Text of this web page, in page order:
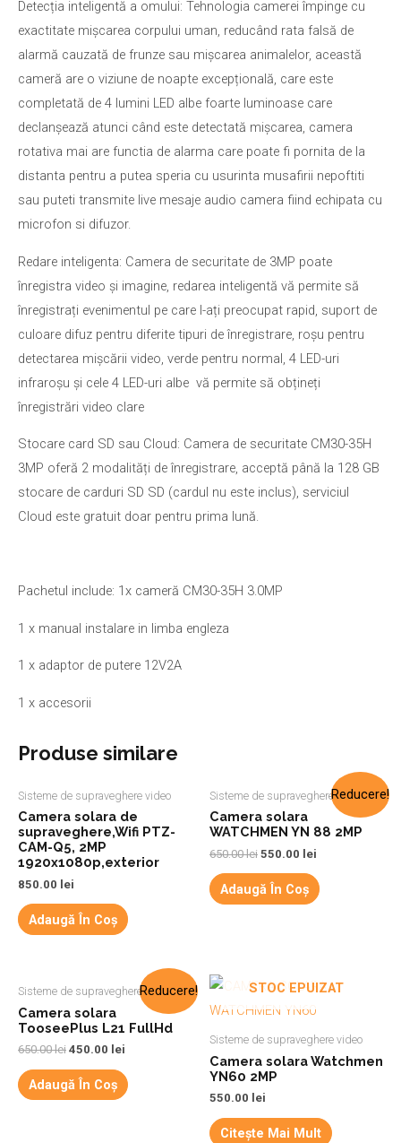
Detecția inteligentă a omului: Tehnologia camerei împinge cu
exactitate mișcarea corpului uman, reducând rata falsă de
alarmă cauzată de frunze sau mișcarea animalelor, această
cameră are o viziune de noapte excepțională, care este
completată de 4 lumini LED albe foarte luminoase care
declanșează atunci când este detectată mișcarea, camera
rotativa mai are functia de alarma care poate fi pornita de la
distanta pentru a putea speria cu usurinta musafirii nepoftiti
sau puteti transmite live mesaje audio camera fiind echipata cu
microfon si difuzor.
Redare inteligenta: Camera de securitate de 3MP poate
înregistra video și imagine, redarea inteligentă vă permite să
înregistrați evenimentul pe care l-ați preocupat rapid, suport de
culoare difuz pentru diferite tipuri de înregistrare, roșu pentru
detectarea mișcării video, verde pentru normal, 4 LED-uri
infraroșu și cele 4 LED-uri albe vă permite să obțineți
înregistrări video clare
Stocare card SD sau Cloud: Camera de securitate CM30-35H
3MP oferă 2 modalități de înregistrare, acceptă până la 128 GB
stocare de carduri SD SD (cardul nu este inclus), serviciul
Cloud este gratuit doar pentru prima lună.
Pachetul include: 1x cameră CM30-35H 3.0MP
1 x manual instalare in limba engleza
1 x adaptor de putere 12V2A
1 x accesorii
Produse similare
Sisteme de supraveghere video
Camera solara de
supraveghere,Wifi PTZ-
CAM-Q5, 2MP
1920x1080p,exterior
850.00 lei
Adaugă În Coș
Reducere!
Sisteme de supraveghere video
Camera solara
WATCHMEN YN 88 2MP
650.00lei 550.00 lei
Adaugă În Coș
Reducere!
Sisteme de supraveghere video
Camera solara
TooseePlus L21 FullHd
650.00lei 450.00 lei
Adaugă În Coș
STOC EPUIZAT
Sisteme de supraveghere video
Camera solara Watchmen
YN60 2MP
550.00 lei
Citește Mai Mult